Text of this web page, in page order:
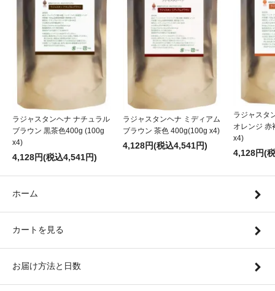
ラジャスタンヘナ ナチュラル
ブラウン 黒茶色400g (100g
x4)
4,128円(税込4,541円)
ラジャスタンヘナ ミディアム
ブラウン 茶色 400g(100g x4)
4,128円(税込4,541円)
ラジャスタ
オレンジ
x4)
4,128円(
ホーム
カートを見る
お届け方法と日数